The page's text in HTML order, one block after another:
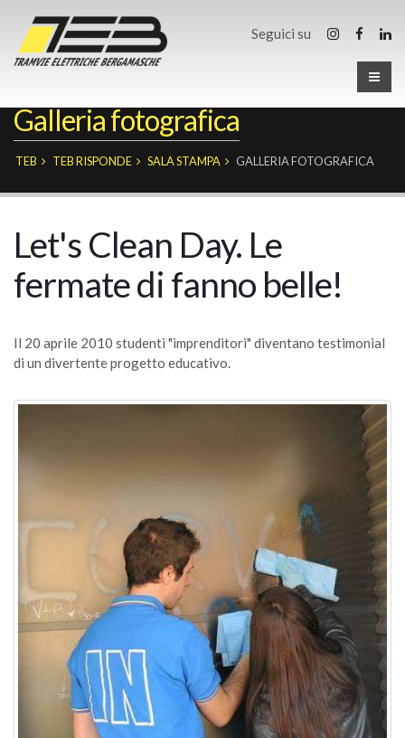
Seguici su
Galleria fotografica
TEB TEB RISPONDE SALA STAMPA GALLERIA FOTOGRAFICA
Let's Clean Day. Le
fermate di fanno belle!
Il 20 aprile 2010 studenti "imprenditori" diventano testimonial
di un divertente progetto educativo.